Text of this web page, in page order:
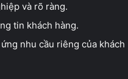
và rõ ràng.
tin khách hàng.
nhu cầu riêng của khách